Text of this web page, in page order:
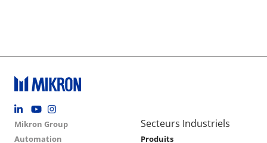
Footer social
Group menu
Mikron Group
Automation
Main navigation
Secteurs Industriels
Produits